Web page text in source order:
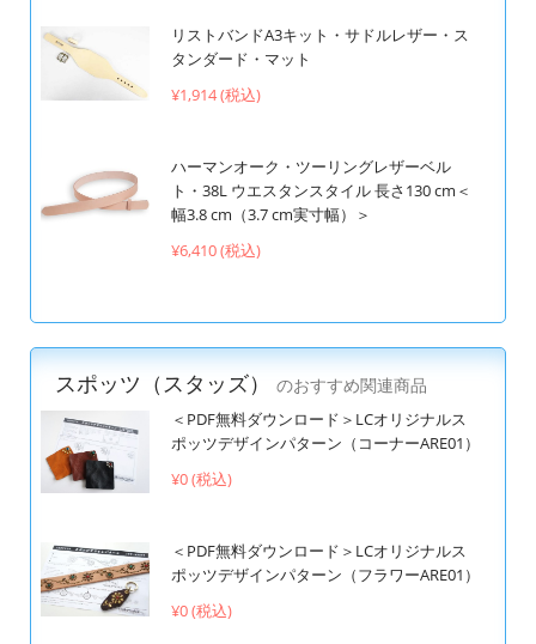
リストバンドA3キット・サドルレザー・ス
タンダード・マット
¥1,914 (税込)
ハーマンオーク・ツーリングレザーベル
ト・38L ウエスタンスタイル 長さ130 cm＜
幅3.8 cm（3.7 cm実寸幅）＞
¥6,410 (税込)
スポッツ（スタッズ）
のおすすめ関連商品
＜PDF無料ダウンロード＞LCオリジナルス
ポッツデザインパターン（コーナーARE01）
¥0 (税込)
＜PDF無料ダウンロード＞LCオリジナルス
ポッツデザインパターン（フラワーARE01）
¥0 (税込)